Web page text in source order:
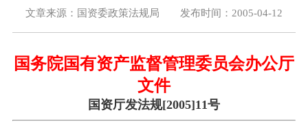
文章来源：国资委政策法规局 发布时间：2005-04-12
国务院国有资产监督管理委员会办公厅
文件
国资厅发法规[2005]11号